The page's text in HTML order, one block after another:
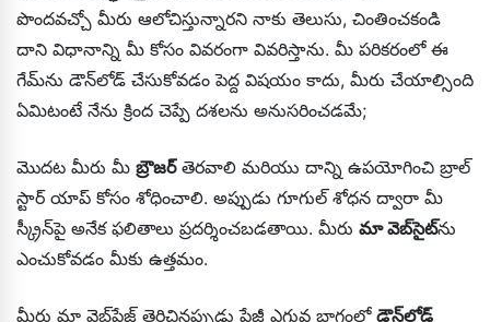
పొందవచ్చో మీరు ఆలోచిస్తున్నారని నాకు తెలుసు, చింతించకండి
దాని విధానాన్ని మీ కోసం వివరంగా వివరిస్తాను. మీ పరికరంలో ఈ
గేమ్‌ను డౌన్‌లోడ్ చేసుకోవడం పెద్ద విషయం కాదు, మీరు చేయాల్సింది
ఏమిటంటే నేను క్రింద చెప్పే దశలను అనుసరించడమే;
మొదట మీరు మీ బ్రౌజర్తెరవాలి మరియు దాన్ని ఉపయోగించి బ్రాల్
స్టార్ యాప్ కోసం శోధించాలి. అప్పుడు గూగుల్ శోధన ద్వారా మీ
స్క్రీన్‌పై అనేక ఫలితాలు ప్రదర్శించబడతాయి. మీరు మా వెబ్‌సైట్ను
ఎంచుకోవడం మీకు ఉత్తమం.
మీరు మా వెబ్‌పేజ్ తెరిచినప్పుడు పేజీ ఎగువ భాగంలో డౌన్‌లోడ్